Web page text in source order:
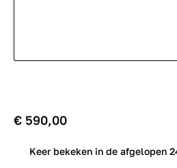
€ 590,00
Keer bekeken in de afgelopen